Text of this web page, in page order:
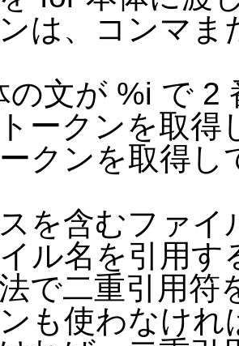
は、コンマ
の文が %i で 2
ークンを取得
クンを取得し
を含むファイ
ル名を引用す
で二重引用符
も使わなけれ